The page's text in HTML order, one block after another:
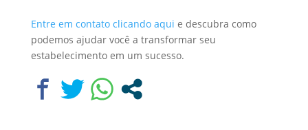
Entre em contato clicando aqui e descubra como
podemos ajudar você a transformar seu
estabelecimento em um sucesso.